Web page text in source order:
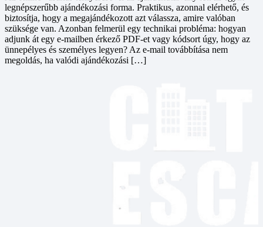
legnépszerűbb ajándékozási forma. Praktikus, azonnal elérhető, és
biztosítja, hogy a megajándékozott azt válassza, amire valóban
szüksége van. Azonban felmerül egy technikai probléma: hogyan
adjunk át egy e-mailben érkező PDF-et vagy kódsort úgy, hogy az
ünnepélyes és személyes legyen? Az e-mail továbbítása nem
megoldás, ha valódi ajándékozási […]